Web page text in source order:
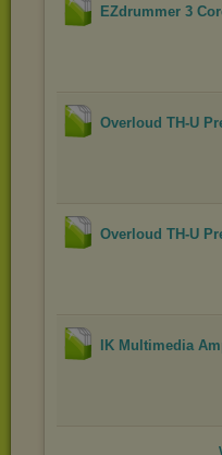
EZdrummer 3
Overloud TH-U
Overloud TH-U
IK Multimedia